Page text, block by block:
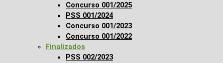
Concurso 001/2025
PSS 001/2024
Concurso 001/2023
Concurso 001/2022
Finalizados
PSS 002/2023